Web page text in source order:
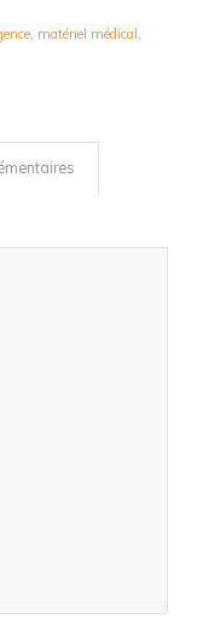
, matériel médical ,